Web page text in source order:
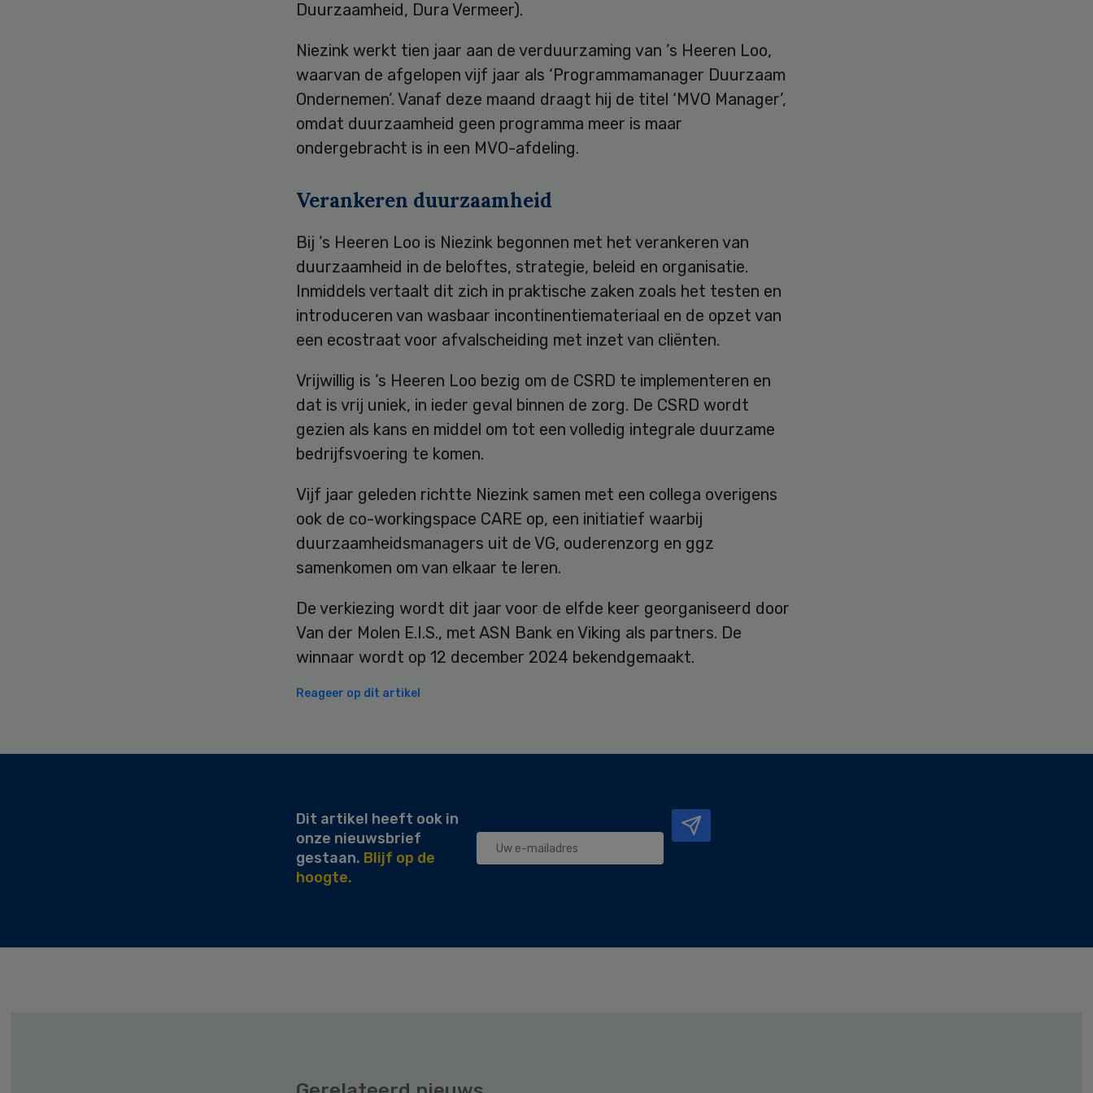
Duurzaamheid, Dura Vermeer).
Niezink werkt tien jaar aan de verduurzaming van ’s Heeren Loo,
waarvan de afgelopen vijf jaar als ‘Programmamanager Duurzaam
Ondernemen’. Vanaf deze maand draagt hij de titel ‘MVO Manager’,
omdat duurzaamheid geen programma meer is maar
ondergebracht is in een MVO-afdeling.
Verankeren duurzaamheid
Bij ’s Heeren Loo is Niezink begonnen met het verankeren van
duurzaamheid in de beloftes, strategie, beleid en organisatie.
Inmiddels vertaalt dit zich in praktische zaken zoals het testen en
introduceren van wasbaar incontinentiemateriaal en de opzet van
een ecostraat voor afvalscheiding met inzet van cliënten.
Vrijwillig is ’s Heeren Loo bezig om de CSRD te implementeren en
dat is vrij uniek, in ieder geval binnen de zorg. De CSRD wordt
gezien als kans en middel om tot een volledig integrale duurzame
bedrijfsvoering te komen.
Vijf jaar geleden richtte Niezink samen met een collega overigens
ook de co-workingspace CARE op, een initiatief waarbij
duurzaamheidsmanagers uit de VG, ouderenzorg en ggz
samenkomen om van elkaar te leren.
De verkiezing wordt dit jaar voor de elfde keer georganiseerd door
Van der Molen E.I.S., met ASN Bank en Viking als partners. De
winnaar wordt op 12 december 2024 bekendgemaakt.
Reageer op dit artikel
Dit artikel heeft ook in
onze nieuwsbrief
gestaan. Blijf op de
hoogte.